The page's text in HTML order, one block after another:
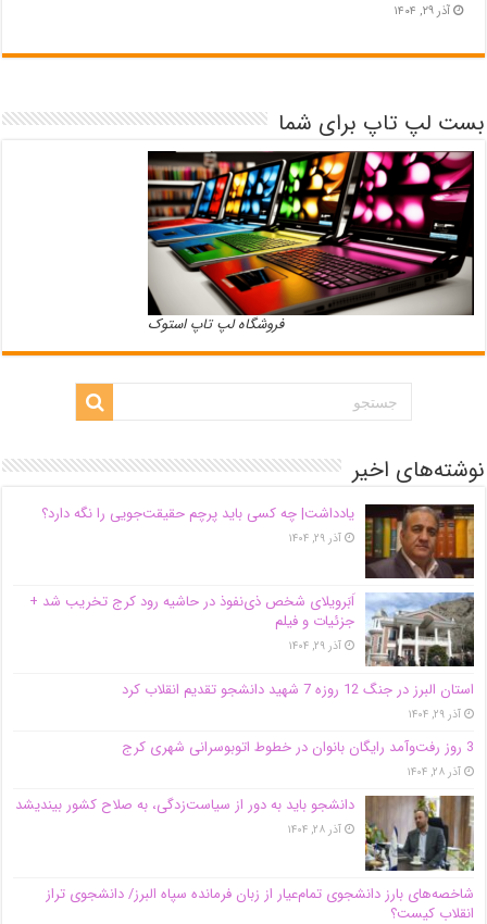
آذر ۲۹, ۱۴۰۴
بست لپ تاپ برای شما
فروشگاه لپ تاپ استوک
نوشته‌های اخیر
یادداشت| ‌چه کسی باید پرچم حقیقت‌جویی را نگه دارد؟
آذر ۲۹, ۱۴۰۴
اَبَر‌ویلای شخص ذی‌نفوذ در حاشیه‌ رود کرج تخریب شد +
جزئیات و فیلم
آذر ۲۹, ۱۴۰۴
استان البرز در جنگ 12 روزه 7 شهید دانشجو تقدیم انقلاب کرد
آذر ۲۹, ۱۴۰۴
3 روز رفت‌وآمد رایگان بانوان در خطوط اتوبوسرانی شهری کرج
آذر ۲۸, ۱۴۰۴
دانشجو باید به دور از سیاست‌زدگی، به صلاح کشور بیندیشد
آذر ۲۸, ۱۴۰۴
شاخصه‌های بارز دانشجوی تمام‌عیار از زبان فرمانده سپاه البرز/ دانشجوی تراز
انقلاب کیست؟